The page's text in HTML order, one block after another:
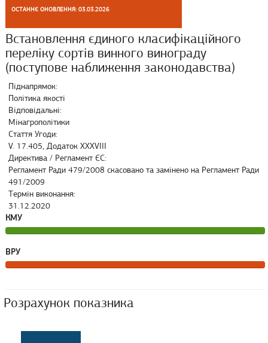
ОСТАННЄ ОНОВЛЕННЯ: 03.03.2026
Встановлення єдиного класифікаційного
переліку сортів винного винограду
(поступове наближення законодавства)
Піднапрямок:
Політика якості
Відповідальні:
Мінагрополітики
Стаття Угоди:
V. 17.405, Додаток XXXVIII
Директива / Регламент ЄС:
Регламент Ради 479/2008 скасовано та замінено на Регламент Ради
491/2009
Термін виконання:
31.12.2020
КМУ
ВРУ
Розрахунок показника